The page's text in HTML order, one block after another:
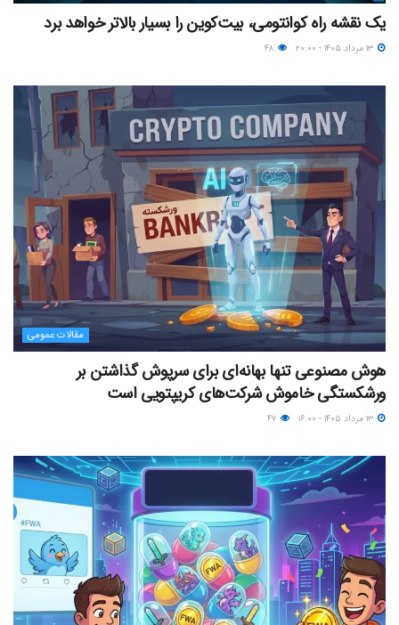
یک نقشه راه کوانتومی، بیت‌کوین را بسیار بالاتر خواهد برد
مقالات عمومی
هوش مصنوعی تنها بهانه‌ای برای سرپوش گذاشتن بر
ورشکستگی خاموش شرکت‌های کریپتویی است